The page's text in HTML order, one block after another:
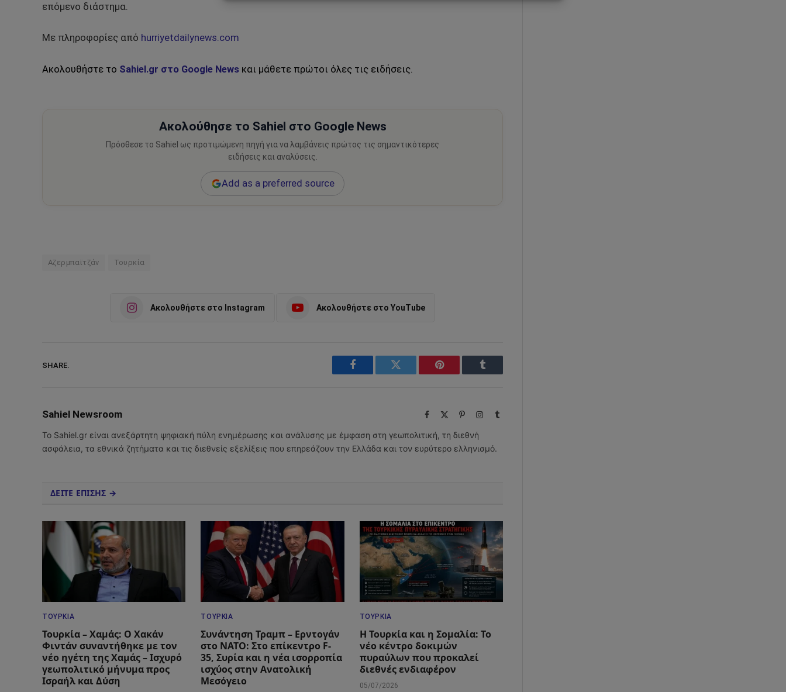
επόμενο διάστημα.
Με πληροφορίες από hurriyetdailynews.com
Ακολουθήστε το Sahiel.gr στο Google News και μάθετε πρώτοι όλες τις ειδήσεις.
Ακολούθησε το Sahiel στο Google News
Πρόσθεσε το Sahiel ως προτιμώμενη πηγή για να λαμβάνεις πρώτος τις σημαντικότερες
ειδήσεις και αναλύσεις.
Add as a preferred source
Αζερμπαϊτζάν Τουρκία
Ακολουθήστε στο Instagram Ακολουθήστε στο YouTube
SHARE.
Facebook Twitter Pinterest Tumblr
Sahiel Newsroom Facebook PinterestInstagram
Tumblr
Το Sahiel.gr είναι ανεξάρτητη ψηφιακή πύλη ενημέρωσης και ανάλυσης με έμφαση στη γεωπολιτική, τη διεθνή
ασφάλεια, τα εθνικά ζητήματα και τις διεθνείς εξελίξεις που επηρεάζουν την Ελλάδα και τον ευρύτερο ελληνισμό.
ΔΕΙΤΕ ΕΠΙΣΗΣ →
ΤΟΥΡΚΊΑ
Τουρκία – Χαμάς: Ο Χακάν
Φιντάν συναντήθηκε με τον
νέο ηγέτη της Χαμάς – Ισχυρό
γεωπολιτικό μήνυμα προς
Ισραήλ και Δύση
ΤΟΥΡΚΊΑ
Συνάντηση Τραμπ – Ερντογάν
στο ΝΑΤΟ: Στο επίκεντρο F-
35, Συρία και η νέα ισορροπία
ισχύος στην Ανατολική
Μεσόγειο
ΤΟΥΡΚΊΑ
Η Τουρκία και η Σομαλία: Το
νέο κέντρο δοκιμών
πυραύλων που προκαλεί
διεθνές ενδιαφέρον
05/07/2026